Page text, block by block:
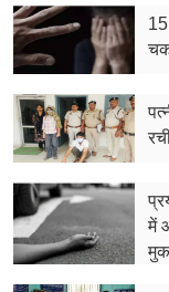
जॉब्स
शिक्षा
अन्य खबरें
में